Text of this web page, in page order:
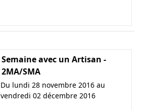
Semaine avec un Artisan -
2MA/SMA
Du lundi 28 novembre 2016 au
vendredi 02 décembre 2016